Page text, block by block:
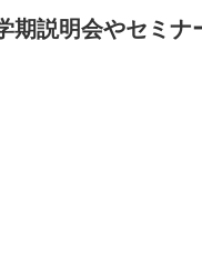
期説明会やセミ